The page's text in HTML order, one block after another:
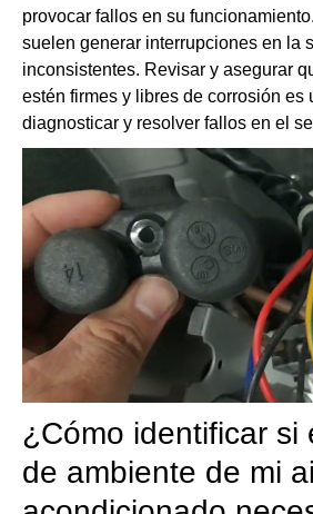
provocar fallos en su
suelen generar interrupciones en la
inconsistentes. Revisar y asegurar
estén firmes y libres de corrosión es
diagnosticar y resolver fallos en el
¿Cómo identificar si
de ambiente de mi